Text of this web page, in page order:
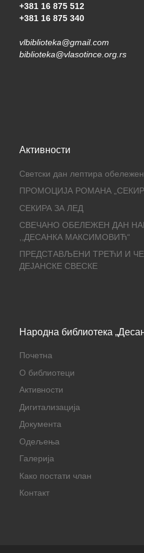
+381 16 875 512
+381 16 875 340
vlbiblioteka@gmail.com
biblioteka@vlasotince.org.rs
Активности
Светски дан лептира
ПРОМОЦИЈА РОМАНА
СЕКИРА ЗА ЛЕД
СВЕЧАНО ОБЕЛЕЖЕН ДАН
,,ДЕСАНКА МАКСИМОВИЋ“
ПРЕДСТАВЉЕНИ ТРЕЋИ И
ДЕЈАНСКЕ СВЕСКЕ
Народна библиотека
Почетна
О библиотеци
Активности
Дигитализација
Документа
Одељења
Галерија
Како постати члан
Контакт